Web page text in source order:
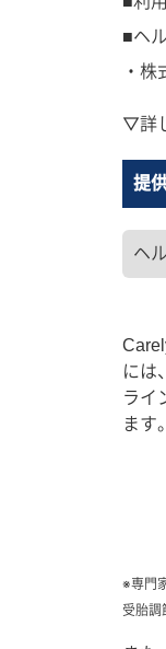
■ヘ
・
▽詳
提
ヘ
には
ライ
ます。
※専門
受胎調